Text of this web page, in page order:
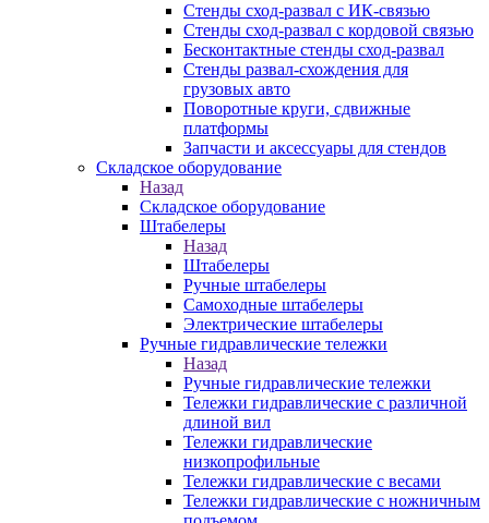
Стенды сход-развал с ИК-связью
Стенды сход-развал с кордовой связью
Бесконтактные стенды сход-развал
Стенды развал-схождения для
грузовых авто
Поворотные круги, сдвижные
платформы
Запчасти и аксессуары для стендов
Складское оборудование
Назад
Складское оборудование
Штабелеры
Назад
Штабелеры
Ручные штабелеры
Самоходные штабелеры
Электрические штабелеры
Ручные гидравлические тележки
Назад
Ручные гидравлические тележки
Тележки гидравлические с различной
длиной вил
Тележки гидравлические
низкопрофильные
Тележки гидравлические с весами
Тележки гидравлические с ножничным